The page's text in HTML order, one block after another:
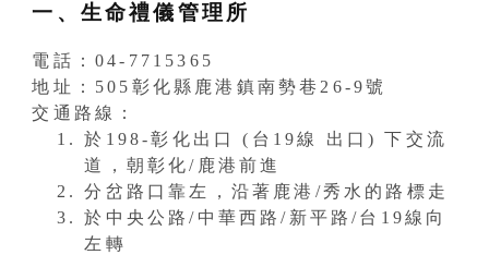
一、生命禮儀管理所
電話：04-7715365
地址：505彰化縣鹿港鎮南勢巷26-9號
交通路線：
於198-彰化出口 (台19線 出口) 下交流
道，朝彰化/鹿港前進
分岔路口靠左，沿著鹿港/秀水的路標走
於中央公路/中華西路/新平路/台19線向
左轉